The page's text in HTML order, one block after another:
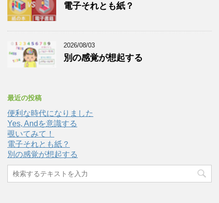
電子それとも紙？
2026/08/03
別の感覚が想起する
最近の投稿
便利な時代になりました
Yes, Andを意識する
覗いてみて！
電子それとも紙？
別の感覚が想起する